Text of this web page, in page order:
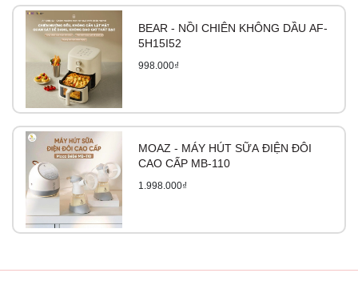
Nắp đậy được thiết kế chắc chắn, an toàn có gioăng silica
gel chịu nhiệt từ -20 độ C đến 120 độ C.
Đa chức năng, dễ sử dụng
hiển thị nhiệt độ chính xác giúp bố mẹ theo dõi được nhiệt
độ pha sữa cho bé sao cho phù hợp. Các nút tính năng
được thể hiện rõ trên máy tương ứng với chức năng đun
sôi khử clo, pha trà, cafe, pha sữa công thức,… Ngoài ra,
tay cầm bình đun được thiết kế chắc chắn giúp việc thao
tác nhấc bình nhẹ nhàng mà không bị cản trở.
BEAR - NỒI CHIÊN KHÔNG DẦU AF-
5H15I52
998.000₫
MOAZ - MÁY HÚT SỮA ĐIỆN ĐÔI
CAO CẤP MB-110
1.998.000₫